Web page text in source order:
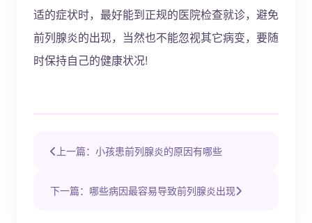
适的症状时，最好能到正规的医院检查就诊，避免
前列腺炎的出现，当然也不能忽视其它病变，要随
时保持自己的健康状况!
上一篇：小孩患前列腺炎的原因有哪些
下一篇：哪些病因最容易导致前列腺炎出现